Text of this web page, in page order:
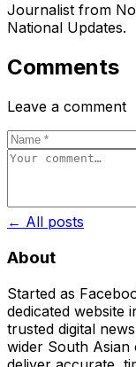
Journalist from
National Updates.
Comments
Leave a comment
← All posts
About
Started as
dedicated website
trusted digital
wider South Asian